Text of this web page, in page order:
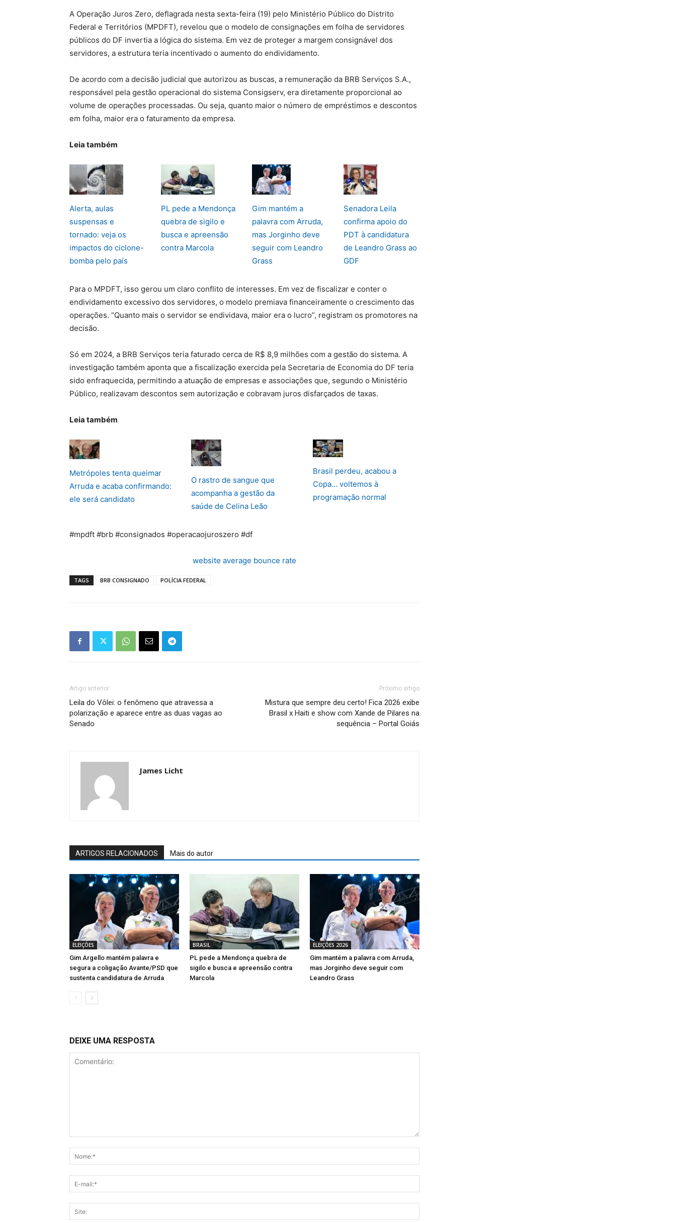
A Operação Juros Zero, deflagrada nesta sexta-feira (19) pelo Ministério Público do Distrito
Federal e Territórios (MPDFT), revelou que o modelo de consignações em folha de servidores
públicos do DF invertia a lógica do sistema. Em vez de proteger a margem consignável dos
servidores, a estrutura teria incentivado o aumento do endividamento.
De acordo com a decisão judicial que autorizou as buscas, a remuneração da BRB Serviços S.A.,
responsável pela gestão operacional do sistema Consigserv, era diretamente proporcional ao
volume de operações processadas. Ou seja, quanto maior o número de empréstimos e descontos
em folha, maior era o faturamento da empresa.
Leia também
Alerta, aulas
suspensas e
tornado: veja os
impactos do ciclone-
bomba pelo país
PL pede a Mendonça
quebra de sigilo e
busca e apreensão
contra Marcola
Gim mantém a
palavra com Arruda,
mas Jorginho deve
seguir com Leandro
Grass
Senadora Leila
confirma apoio do
PDT à candidatura
de Leandro Grass ao
GDF
Para o MPDFT, isso gerou um claro conflito de interesses. Em vez de fiscalizar e conter o
endividamento excessivo dos servidores, o modelo premiava financeiramente o crescimento das
operações. “Quanto mais o servidor se endividava, maior era o lucro”, registram os promotores na
decisão.
Só em 2024, a BRB Serviços teria faturado cerca de R$ 8,9 milhões com a gestão do sistema. A
investigação também aponta que a fiscalização exercida pela Secretaria de Economia do DF teria
sido enfraquecida, permitindo a atuação de empresas e associações que, segundo o Ministério
Público, realizavam descontos sem autorização e cobravam juros disfarçados de taxas.
Leia também
Metrópoles tenta queimar
Arruda e acaba confirmando:
ele será candidato
O rastro de sangue que
acompanha a gestão da
saúde de Celina Leão
Brasil perdeu, acabou a
Copa… voltemos à
programação normal
#mpdft #brb #consignados #operacaojuroszero #df
website average bounce rate
TAGS BRB CONSIGNADO POLÍCIA FEDERAL
Artigo anterior
Leila do Vôlei: o fenômeno que atravessa a
polarização e aparece entre as duas vagas ao
Senado
Próximo artigo
Mistura que sempre deu certo! Fica 2026 exibe
Brasil x Haiti e show com Xande de Pilares na
sequência – Portal Goiás
James Licht
ARTIGOS RELACIONADOS Mais do autor
ELEIÇÕES
Gim Argello mantém palavra e
segura a coligação Avante/PSD que
sustenta candidatura de Arruda
BRASIL
PL pede a Mendonça quebra de
sigilo e busca e apreensão contra
Marcola
ELEIÇÕES 2026
Gim mantém a palavra com Arruda,
mas Jorginho deve seguir com
Leandro Grass
DEIXE UMA RESPOSTA